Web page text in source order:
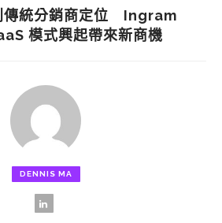
傳統分銷商定位 Ingram
模式興起帶來新商機
DENNIS MA